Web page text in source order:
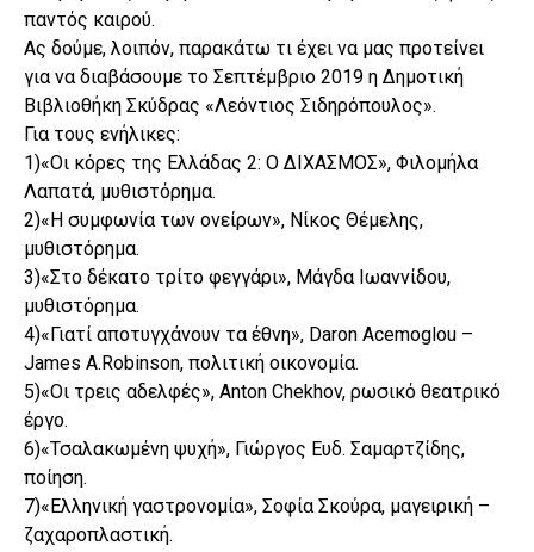
παντός καιρού.
Ας δούμε, λοιπόν, παρακάτω τι έχει να μας προτείνει
για να διαβάσουμε το Σεπτέμβριο 2019 η Δημοτική
Βιβλιοθήκη Σκύδρας «Λεόντιος Σιδηρόπουλος».
Για τους ενήλικες:
1)«Οι κόρες της Ελλάδας 2: Ο ΔΙΧΑΣΜΟΣ», Φιλομήλα
Λαπατά, μυθιστόρημα.
2)«Η συμφωνία των ονείρων», Νίκος Θέμελης,
μυθιστόρημα.
3)«Στο δέκατο τρίτο φεγγάρι», Μάγδα Ιωαννίδου,
μυθιστόρημα.
4)«Γιατί αποτυγχάνουν τα έθνη», Daron Acemoglou –
James A.Robinson, πολιτική οικονομία.
5)«Οι τρεις αδελφές», Anton Chekhov, ρωσικό θεατρικό
έργο.
6)«Τσαλακωμένη ψυχή», Γιώργος Ευδ. Σαμαρτζίδης,
ποίηση.
7)«Ελληνική γαστρονομία», Σοφία Σκούρα, μαγειρική –
ζαχαροπλαστική.